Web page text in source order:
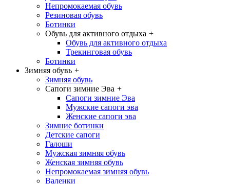
Непромокаемая обувь
Резиновая обувь
Ботинки
Обувь для активного отдыха +
Обувь для активного отдыха
Трекинговая обувь
Ботинки
Зимняя обувь +
Зимняя обувь
Сапоги зимние Эва +
Сапоги зимние Эва
Мужские сапоги эва
Женские сапоги эва
Зимние ботинки
Детские сапоги
Галоши
Мужская зимняя обувь
Женская зимняя обувь
Непромокаемая зимняя обувь
Валенки